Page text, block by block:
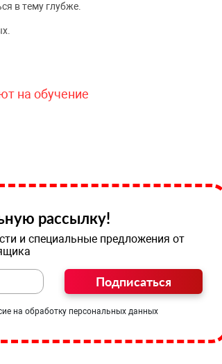
в тему глубже.
на обучение
рассылку!
и специальные предложения от
Подписаться
на обработку персональных данных